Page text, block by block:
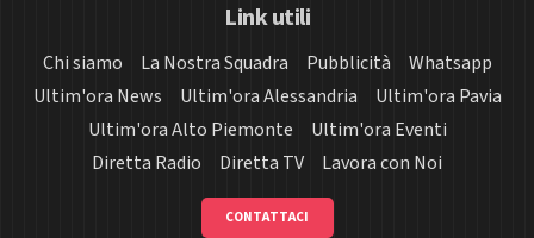
Link utili
Chi siamo La Nostra Squadra Pubblicità
Whatsapp
Ultim'ora News
Ultim'ora Alessandria
Ultim'ora Pavia
Ultim'ora Alto Piemonte
Ultim'ora Eventi
Diretta Radio
Diretta TV Lavora con Noi
CONTATTACI